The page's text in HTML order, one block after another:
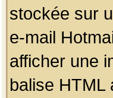
stockée sur
e-mail
afficher une
balise HTML